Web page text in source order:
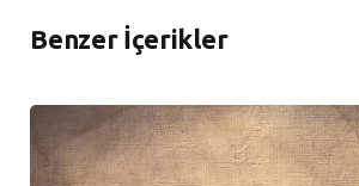
Benzer İçerikler